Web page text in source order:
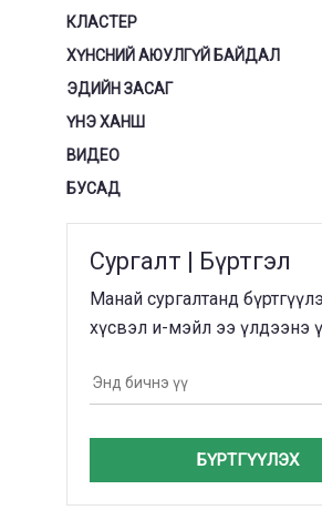
КЛАСТЕР
ХҮНСНИЙ АЮУЛГҮЙ БАЙДАЛ
ЭДИЙН ЗАСАГ
ҮНЭ ХАНШ
ВИДЕО
БУСАД
Сургалт | Бүртгэл
Манай сургалтанд
хүсвэл и-мэйл ээ үлдээнэ
БҮРТГҮҮЛЭХ